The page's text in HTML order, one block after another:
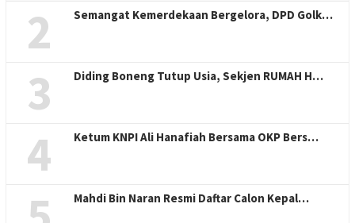
2 Semangat Kemerdekaan Bergelora, DPD Golk…
3 Diding Boneng Tutup Usia, Sekjen RUMAH H…
4 Ketum KNPI Ali Hanafiah Bersama OKP Bers…
Mahdi Bin Naran Resmi Daftar Calon Kepal…